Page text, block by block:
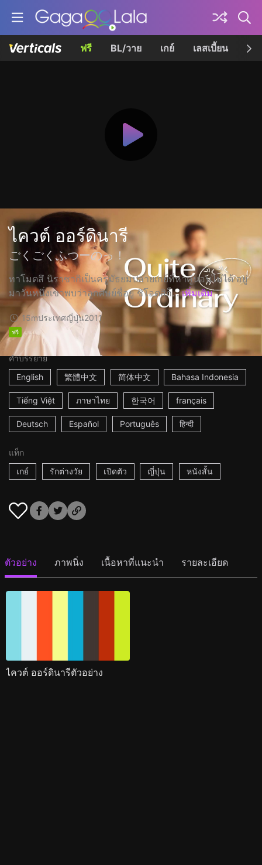
ฟรี BL/วาย เกย์ เลสเบี้ยน เค
ไควต์ ออร์ดินารี
ごくごくふつーのっ！
ทาโมตสึ นิราซากิเป็นครูมัธยมปลายเกย์ที่หาคู่นอนไม่ได้ อยู่
มาวันหนึ่งเขาพบว่าลูกศิษย์ชื่อยู ชิโอตสิก็... เพิ่มเติม
15mประเทศญี่ปุ่น2011
ฟรี
คำบรรยาย
English
繁體中文 简体中文 Bahasa Indonesia
Tiếng Việt ภาษาไทย 한국어 français
Deutsch Español Português हिन्दी
แท็ก
เกย์
รักต่างวัย เปิดตัว ญี่ปุ่น หนังสั้น
ตัวอย่าง ภาพนิ่ง เนื้อหาที่แนะนำ รายละเอียด
ไควต์ ออร์ดินารีตัวอย่าง